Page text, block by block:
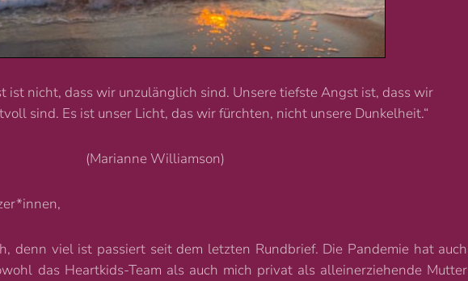
ist nicht, dass wir unzulänglich sind. Unsere tiefste Angst ist, dass wir
sind. Es ist unser Licht, das wir fürchten, nicht unsere Dunkelheit.“
(Marianne Williamson)
denn viel ist passiert seit dem letzten Rundbrief. Die Pandemie hat auch
das Heartkids-Team als auch mich privat als alleinerziehende Mutter